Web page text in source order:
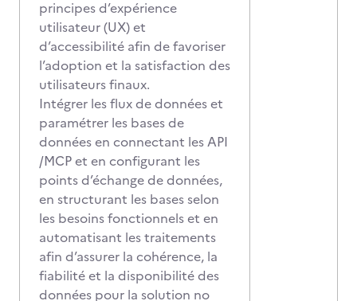
principes d’expérience
utilisateur (UX) et
d’accessibilité afin de favoriser
l’adoption et la satisfaction des
utilisateurs finaux.
Intégrer les flux de données et
paramétrer les bases de
données en connectant les API
/MCP et en configurant les
points d’échange de données,
en structurant les bases selon
les besoins fonctionnels et en
automatisant les traitements
afin d’assurer la cohérence, la
fiabilité et la disponibilité des
données pour la solution no